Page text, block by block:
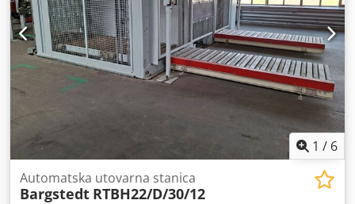
MAŠINE Sistem upravljanja: POWERTOUCH Ukupna
priključna snaga: 30 kW OPREMA CE oznaka
Dkjdpfxezmtmne Aager Mašina se prodaje i isporučuje u
svom trenutnom i pravnom stanju („kakva jeste, viđeno i
odobreno“) na osnovu fotodokumentacije i
tehničke/komercijalne dokumentacije sa opisnim
karakterom. Kupac ima pravo da pregleda robu pre
preuzimanja i preuzima odgovornost za instalaciju,
osiguranje i korišćenje mašine na odredišnoj lokaciji.
Eksterna referenca: 5107
1 / 6
Automatska utovarna stanica
Bargstedt RTBH22/D/30/12